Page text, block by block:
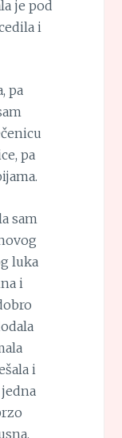
je pod
i
pa
pa
sam
luka
i
i